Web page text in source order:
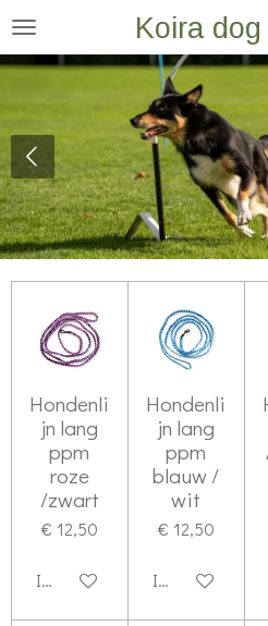
Ga
direct
hoofdinhoud
Koira
Hondenli
jn lang
ppm
roze
/zwart
€ 12,50
In winkelwagen
Hondenli
jn lang
ppm
blauw /
wit
€ 12,50
In winkelwagen